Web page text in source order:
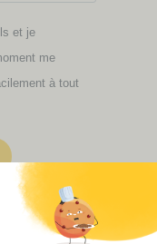
et je
me
à tout
que vous avez